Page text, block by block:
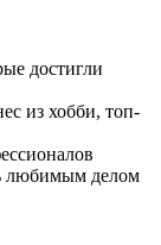
достигли
из хобби, топ-
любимым делом